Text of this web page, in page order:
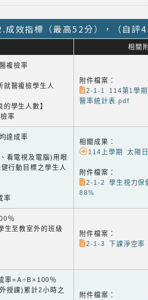
成效指標（最高52分），（自評
相關
複檢率
就醫複檢學生人
學生人數】
率
附件檔案：
2-1-1 114第1學期
醫率統計表.pdf
達成率
看電視及電腦)用眼
行動目標之學生人
率
相關成果：
114上學期 太陽
附件檔案：
2-1-2 學生視力保
88%
％
生至教室外的班級
附件檔案：
2-1-3 下課淨空率
率=A÷B×100％
授課)累計2小時之
附件檔案：